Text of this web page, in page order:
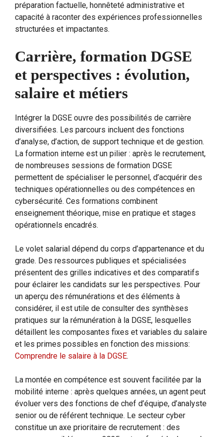
préparation factuelle, honnêteté administrative et
capacité à raconter des expériences professionnelles
structurées et impactantes.
Carrière, formation DGSE
et perspectives : évolution,
salaire et métiers
Intégrer la DGSE ouvre des possibilités de carrière
diversifiées. Les parcours incluent des fonctions
d’analyse, d’action, de support technique et de gestion.
La formation interne est un pilier : après le recrutement,
de nombreuses sessions de formation DGSE
permettent de spécialiser le personnel, d’acquérir des
techniques opérationnelles ou des compétences en
cybersécurité. Ces formations combinent
enseignement théorique, mise en pratique et stages
opérationnels encadrés.
Le volet salarial dépend du corps d’appartenance et du
grade. Des ressources publiques et spécialisées
présentent des grilles indicatives et des comparatifs
pour éclairer les candidats sur les perspectives. Pour
un aperçu des rémunérations et des éléments à
considérer, il est utile de consulter des synthèses
pratiques sur la rémunération à la DGSE, lesquelles
détaillent les composantes fixes et variables du salaire
et les primes possibles en fonction des missions:
Comprendre le salaire à la DGSE.
La montée en compétence est souvent facilitée par la
mobilité interne : après quelques années, un agent peut
évoluer vers des fonctions de chef d’équipe, d’analyste
senior ou de référent technique. Le secteur cyber
constitue un axe prioritaire de recrutement : des